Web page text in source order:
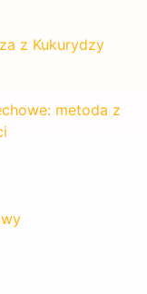
z Kukurydzy
metoda z